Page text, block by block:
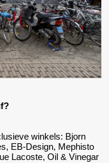
winkels: Bjorn
EB-Design, Mephisto
Lacoste, Oil & Vinegar